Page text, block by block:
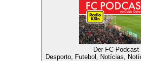
Der FC-Podcast
Desporto, Futebol, Notícias,